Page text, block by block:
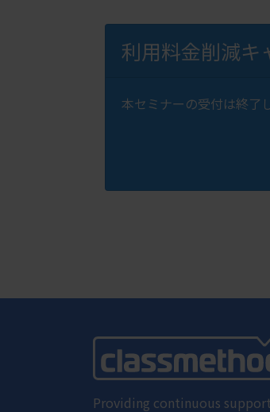
利用料金削減キ
本セミナーの受付は終了
Providing continuous